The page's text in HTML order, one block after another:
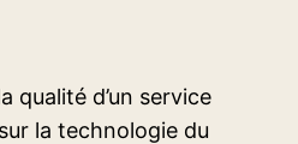
qualité d’un service
la technologie du